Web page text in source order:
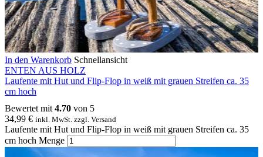
In den Warenkorb Schnellansicht
ENTEN AUS HOLZ
Laufente mit Hut und Flip-Flop in weiß mit grauen Streifen ca. 35
cm hoch
Bewertet mit 4.70 von 5
34,99 € inkl. MwSt. zzgl. Versand
Laufente mit Hut und Flip-Flop in weiß mit grauen Streifen ca. 35
cm hoch Menge